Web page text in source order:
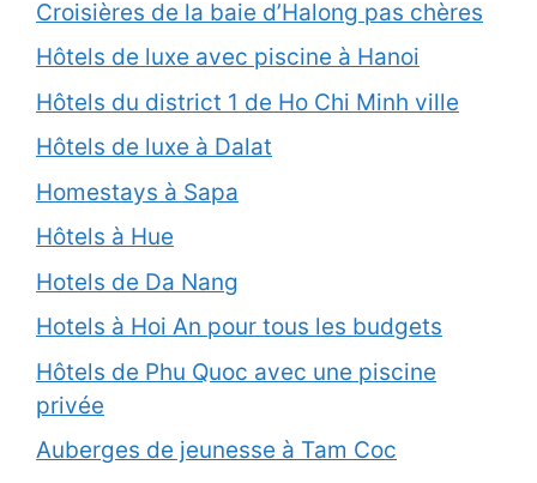
Croisières de la baie d’Halong pas chères
Hôtels de luxe avec piscine à Hanoi
Hôtels du district 1 de Ho Chi Minh ville
Hôtels de luxe à Dalat
Homestays à Sapa
Hôtels à Hue
Hotels de Da Nang
Hotels à Hoi An pour tous les budgets
Hôtels de Phu Quoc avec une piscine
privée
Auberges de jeunesse à Tam Coc